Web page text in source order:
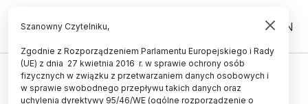
PL EN
UCZELNIE I INSTYTUCJE
Naukowcy apelują o utworzenie
Szanowny Czytelniku,
Zgodnie z Rozporządzeniem Parlamentu Europejskiego i Rady
(UE) z dnia 27 kwietnia 2016 r. w sprawie ochrony osób
fizycznych w związku z przetwarzaniem danych osobowych i
w sprawie swobodnego przepływu takich danych oraz
uchylenia dyrektywy 95/46/WE (ogólne rozporządzenie o